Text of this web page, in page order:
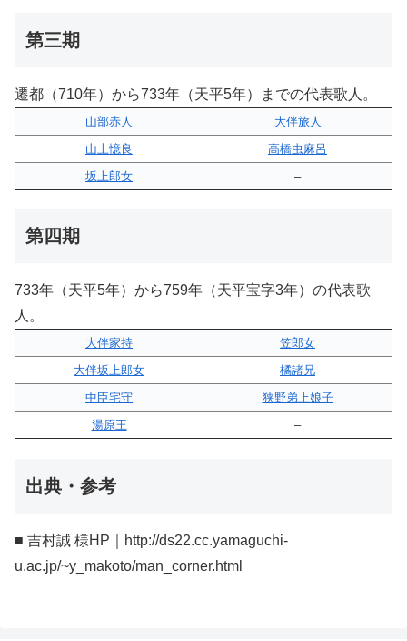
第三期
遷都（710年）から733年（天平5年）までの代表歌人。
山部赤人
大伴旅人
山上憶良
高橋虫麻呂
坂上郎女
–
第四期
733年（天平5年）から759年（天平宝字3年）の代表歌
人。
大伴家持
笠郎女
大伴坂上郎女
橘諸兄
中臣宅守
狭野弟上娘子
湯原王
–
出典・参考
■ 吉村誠 様HP｜http://ds22.cc.yamaguchi-
u.ac.jp/~y_makoto/man_corner.html